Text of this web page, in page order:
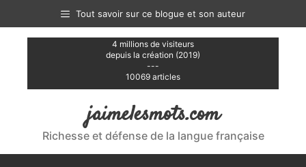
contenu
Tout savoir sur ce blogue et son auteur
4 millions de visiteurs
depuis la création (2019)
---
10069 articles
jaimelesmots.com
Richesse et défense de la langue française